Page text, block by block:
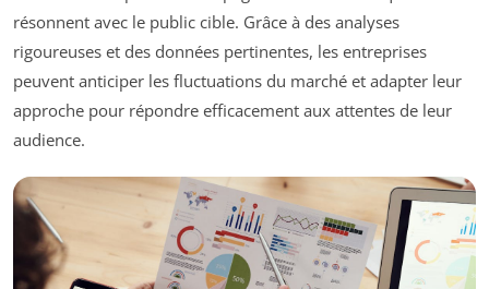
résonnent avec le public cible. Grâce à des analyses
rigoureuses et des données pertinentes, les entreprises
peuvent anticiper les fluctuations du marché et adapter leur
approche pour répondre efficacement aux attentes de leur
audience.